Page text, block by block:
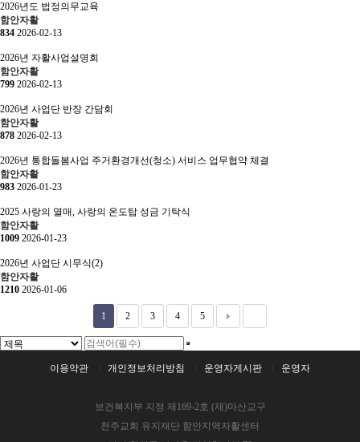
2026년도 법정의무교육
함안자활
834 2026-02-13
2026년 자활사업설명회
함안자활
799 2026-02-13
2026년 사업단 반장 간담회
함안자활
878 2026-02-13
2026년 통합돌봄사업 주거환경개선(청소) 서비스 업무협약 체결
함안자활
983 2026-01-23
2025 사랑의 열매, 사랑의 온도탑 성금 기탁식
함안자활
1009 2026-01-23
2026년 사업단 시무식(2)
함안자활
1210 2026-01-06
1 2 3 4 5
이용약관 개인정보처리방침 운영자게시판 운영자
보건복지부 지정 제169-2호 (재)마산교구
천주교회 유지재단 함안지역자활센터